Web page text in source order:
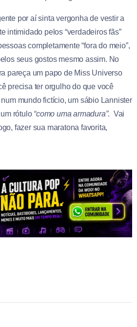
por aí sinta vergonha de vestir a
intimidado pelos “verdadeiros fãs”
completamente “fora do meio”,
seus gostos mesmo assim. No
pareça um papo de Miss Universo
precisa ter orgulho do que você
mundo fictício, um sábio Lannister
rótulo “como uma armadura”. Vai
fazer sua maratona favorita,